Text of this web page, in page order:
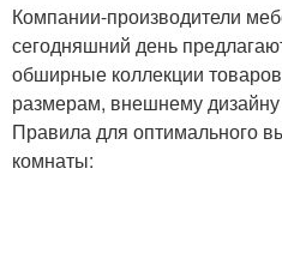
Тумбы по типу
Компании-производители
сегодняшний день
обширные коллекции
размерам, внешнему дизайну
Правила для оптимального
комнаты: